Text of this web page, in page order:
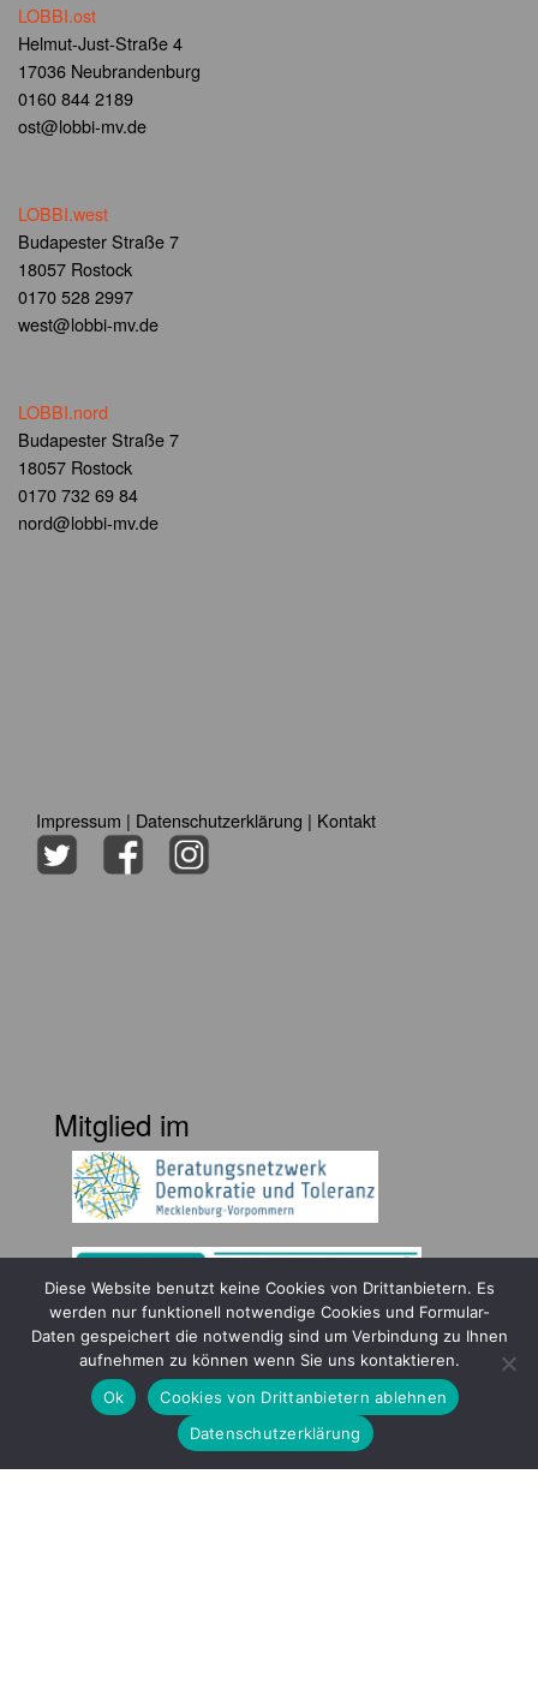
LOBBI.ost
Helmut-Just-Straße 4
17036 Neubrandenburg
0160 844 2189
ost@lobbi-mv.de
LOBBI.west
Budapester Straße 7
18057 Rostock
0170 528 2997
west@lobbi-mv.de
LOBBI.nord
Budapester Straße 7
18057 Rostock
0170 732 69 84
nord@lobbi-mv.de
Impressum | Datenschutzerklärung | Kontakt
Mitglied im
Gefördert durch
Diese Website benutzt keine Cookies von Drittanbietern. Es
werden nur funktionell notwendige Cookies und Formular-
Daten gespeichert die notwendig sind um Verbindung zu Ihnen
aufnehmen zu können wenn Sie uns kontaktieren.
Ok
Cookies von Drittanbietern ablehnen
Datenschutzerklärung